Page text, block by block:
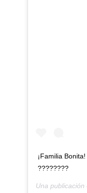
¡Familia
????????
Una